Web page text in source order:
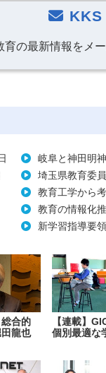
育の最新情報をメ
岐阜と神田明
埼玉県教育委
教育工学から
教育の情報化
新学習指導要
合的
龍也
【連載】
個別最適な